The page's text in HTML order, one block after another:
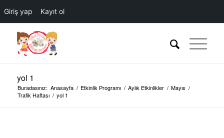
Giriş yap Kayıt ol
yol 1
Buradasınız: Anasayfa / Etkinlik Programı / Aylık Etkinlikler / Mayıs /
Trafik Haftası / yol 1